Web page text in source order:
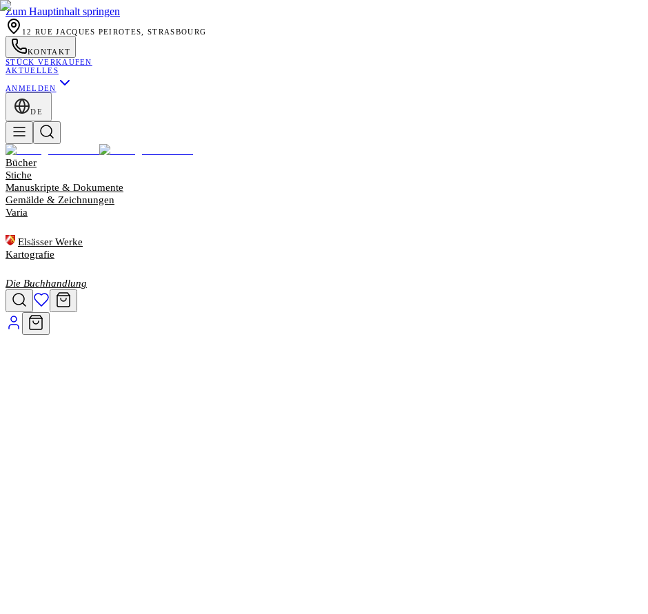
Zum Hauptinhalt springen
12 RUE JACQUES PEIROTES, STRASBOURG
KONTAKT
STÜCK VERKAUFEN
AKTUELLES
ANMELDEN
DE
Bücher
Stiche
Manuskripte & Dokumente
Gemälde & Zeichnungen
Varia
Elsässer Werke
Kartografie
Die Buchhandlung